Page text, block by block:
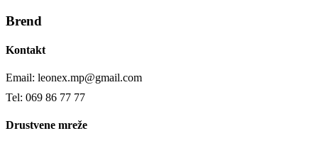
Brend
Kontakt
Email: leonex.mp@gmail.com
Tel: 069 86 77 77
Drustvene mreže